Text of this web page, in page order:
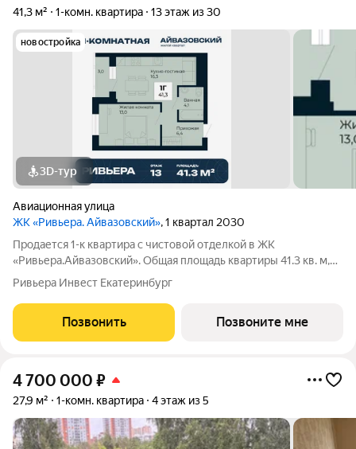
41,3 м²
1-комн. квартира 13 этаж из 30
новостройка
3D-тур
Авиационная улица
ЖК «Ривьера. Айвазовский», 1 квартал 2030
Продается 1-к квартира с чистовой отделкой в ЖК
«Ривьера.Айвазовский». Общая площадь квартиры 41.3 кв. м,
этаж 13 из 30. ЖК «Ривьера. Айвазовский» современный
жилой квартал в районе Центр-Юг Екатеринбурга. Проект
ориентирован на жителей, которые
Ривьера Инвест Екатеринбург
Позвонить Позвоните мне
4 700 000 ₽
27,9 м² 1-комн. квартира 4 этаж из 5